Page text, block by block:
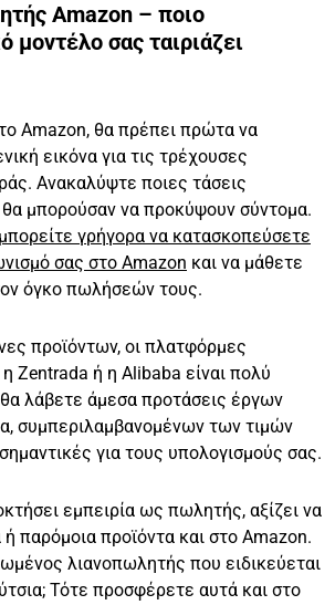
Amazon – ποιο
μοντέλο σας ταιριάζει
Amazon, θα πρέπει πρώτα να
εικόνα για τις τρέχουσες
Ανακαλύψτε ποιες τάσεις
μπορούσαν να προκύψουν σύντομα.
γρήγορα να κατασκοπεύσετε
σας στο Amazon και να μάθετε
όγκο πωλήσεών τους.
προϊόντων, οι πλατφόρμες
Zentrada ή η Alibaba είναι πολύ
λάβετε άμεσα προτάσεις έργων
συμπεριλαμβανομένων των τιμών
για τους υπολογισμούς σας.
εμπειρία ως πωλητής, αξίζει να
παρόμοια προϊόντα και στο Amazon.
λιανοπωλητής που ειδικεύεται
Τότε προσφέρετε αυτά και στο